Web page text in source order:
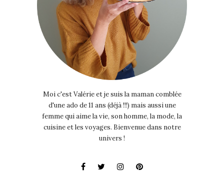
Moi c'est Valérie et je suis la maman comblée
d'une ado de 11 ans (déjà !!!) mais aussi une
femme qui aime la vie, son homme, la mode, la
cuisine et les voyages. Bienvenue dans notre
univers !